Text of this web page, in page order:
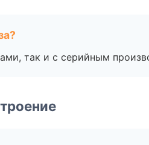
так и с серийным